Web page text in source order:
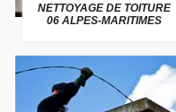
NETTOYAGE DE TOITURE
06 ALPES-MARITIMES